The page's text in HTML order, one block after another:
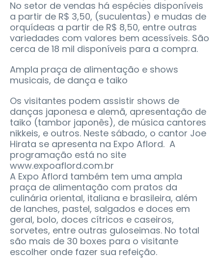
No setor de vendas há espécies disponíveis
a partir de R$ 3,50, (suculentas) e mudas de
orquídeas a partir de R$ 8,50, entre outras
variedades com valores bem acessíveis. São
cerca de 18 mil disponíveis para a compra.
Ampla praça de alimentação e shows
musicais, de dança e taiko
Os visitantes podem assistir shows de
danças japonesa e alemã, apresentação de
taiko (tambor japonês), de música cantores
nikkeis, e outros. Neste sábado, o cantor Joe
Hirata se apresenta na Expo Aflord. A
programação está no site
www.expoaflord.com.br
A Expo Aflord também tem uma ampla
praça de alimentação com pratos da
culinária oriental, italiana e brasileira, além
de lanches, pastel, salgados e doces em
geral, bolo, doces cítricos e caseiros,
sorvetes, entre outras guloseimas. No total
são mais de 30 boxes para o visitante
escolher onde fazer sua refeição.